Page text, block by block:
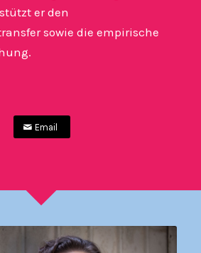
er den
sowie die empirische
Email